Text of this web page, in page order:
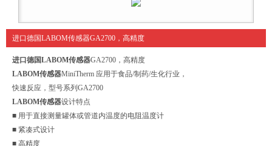
进口德国LABOM传感器GA2700，高精度
进口德国LABOM传感器GA2700，高精度
LABOM传感器MiniTherm 应用于食品/制药/生化行业，
快速反应，型号系列GA2700
LABOM传感器设计特点
■ 用于直接测量罐体或管道内温度的电阻温度计
■ 紧凑式设计
■ 高精度